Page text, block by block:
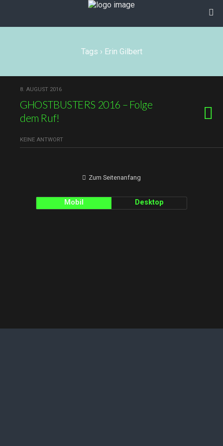
Tags › Erin Gilbert
8. AUGUST 2016
GHOSTBUSTERS 2016 – Folge
dem Ruf!
KEINE ANTWORT
Zum Seitenanfang
Mobil Desktop